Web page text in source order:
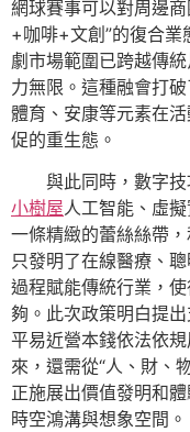
網球賽事可以對周邊
+咖啡+文創”的復合
劇市場範圍已跨越傳
力無限。這種融會打
體育、安康等元素在
促的重生態。
與此同時，數字
小樹屋人工智能、虛
一條精緻的蕾絲絲帶
只發明了在線醫療、
過程賦能傳統行業，
夠。此次政策明白提
平易近營本錢依法依
來，還需從“人、財、
正施展出價值發明和
時空鴻溝與想象空間。